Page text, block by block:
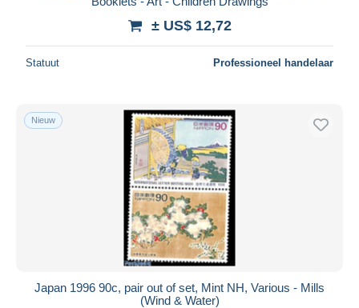
± US$ 12,72
Statuut Professioneel handelaar
Nieuw
Japan 1996 90c, pair out of set, Mint NH, Various - Mills
(Wind & Water)